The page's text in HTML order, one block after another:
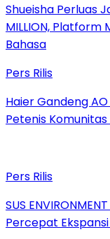
Shueisha Perluas
MILLION, Platform
Bahasa
Pers Rilis
Haier Gandeng
Petenis
Pers Rilis
SUS
Percepat